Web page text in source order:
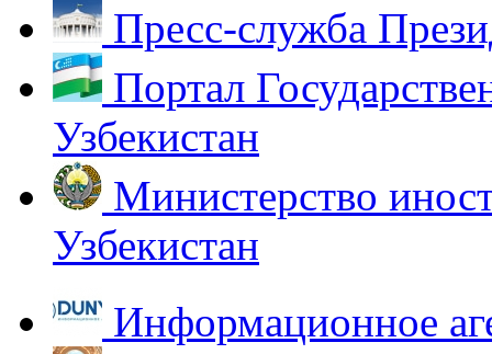
Пресс-служба
Портал
Узбекистан
Министерство
Узбекистан
Информационное